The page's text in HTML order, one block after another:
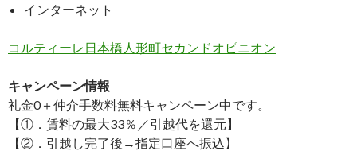
インターネット
コルティーレ日本橋人形町セカンドオピニオン
キャンペーン情報
礼金0＋仲介手数料無料キャンペーン中です。
【①．賃料の最大33％／引越代を還元】
【②．引越し完了後→指定口座へ振込】